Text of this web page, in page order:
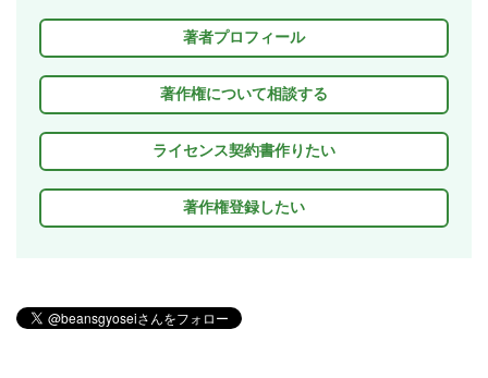
著者プロフィール
著作権について相談する
ライセンス契約書作りたい
著作権登録したい